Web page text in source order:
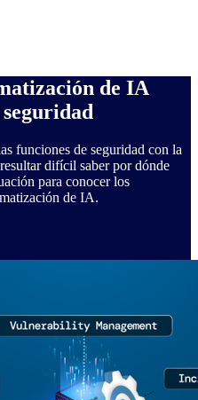
de IA
funciones de seguridad con la
difícil saber por dónde
para conocer los
de IA.